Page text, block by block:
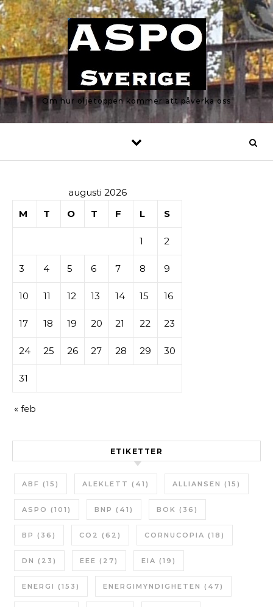
Skip to content
Om hur oljetoppen kommer att påverka oss
augusti 2026
M
T O T F L S
1 2
3 4 5 6 7 8 9
10 11 12 13 14 15 16
17 18 19 20 21 22 23
24 25 26 27 28 29 30
31
« feb
ETIKETTER
ABF (15) ALEKLETT (41) ALLIANSEN (15)
ASPO (101) BNP (41) BOK (36)
BP (36) CO2 (62) CORNUCOPIA (18)
DN (23) EEE (27) EIA (19)
ENERGI (153) ENERGIMYNDIGHETEN (47)